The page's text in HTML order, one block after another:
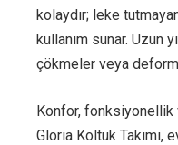
kolaydır; leke
kullanım sunar. Uzun
çökmeler veya
Konfor,
Gloria Koltuk Takımı,